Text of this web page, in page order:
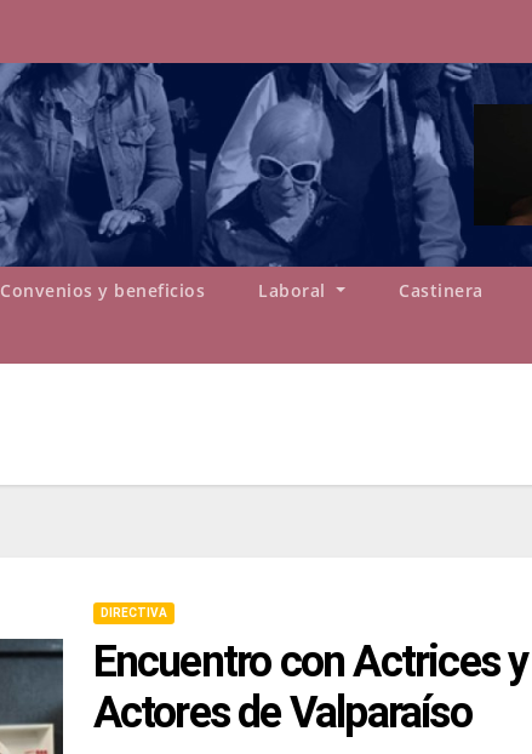
Convenios y beneficios Laboral Castinera
DIRECTIVA
Encuentro con Actrices y
Actores de Valparaíso